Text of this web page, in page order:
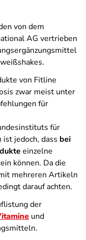
von dem
AG vertrieben
von Fitline
zwar meist unter
für
für
jedoch, dass bei
einzelne
können. Da die
mehreren Artikeln
darauf achten.
der
und